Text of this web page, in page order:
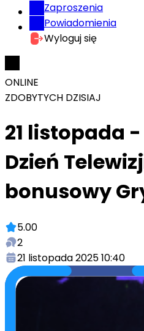
Zaproszenia
Powiadomienia
Wyloguj się
ONLINE
ZDOBYTYCH DZISIAJ
21 listopada
Dzień
bonusowy
5.00
2
21 listopada 2025 10:40